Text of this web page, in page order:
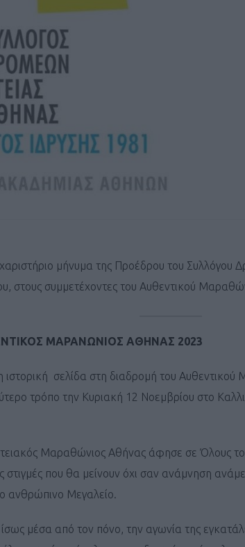
μήνυμα της Προέδρου του Συλλόγου
στους συμμετέχοντες του Αυθεντικού
ΜΑΡΑΝΩΝΙΟΣ ΑΘΗΝΑΣ 2023
ιστορική σελίδα στη διαδρομή του
τρόπο την Κυριακή 12 Νοεμβρίου στο
Μαραθώνιος Αθήνας άφησε σε Όλους
στιγμές που θα μείνουν όχι σαν ανάμνηση
ανθρώπινο Μεγαλείο.
μέσα από τον πόνο, την αγωνία της